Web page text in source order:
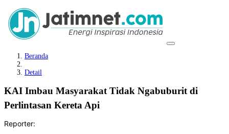
Beranda
Detail
KAI Imbau Masyarakat Tidak Ngabuburit di
Perlintasan Kereta Api
Reporter: